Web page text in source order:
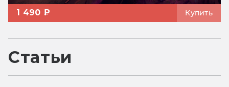
1 490 ₽ Купить
Статьи